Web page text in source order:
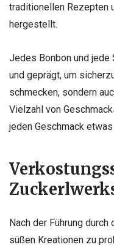
traditionellen Rezepten
hergestellt.
Jedes Bonbon und
und geprägt, um
schmecken, sondern
Vielzahl von
jeden Geschmack
Nach der Führung
süßen Kreationen zu